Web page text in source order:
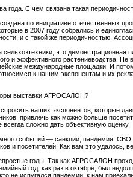
С чем связана такая
по инициативе отечественных
в 2007 году собрались и
и с такой же периодичностью.
это демонстрационная
и эффективного растениеводства.
международные площадки. И
к нашим экспонентам и их
выставки АГРОСАЛОН?
наших экспонентов, которые
привлечь как можно больше
сложно дать объективную оценку.
событий — санкции, пандемия,
и посетителей. Как вам это удалось,
годы. Так как АГРОСАЛОН
год, как раз в октябре, был
не испугался пандемии, к нам